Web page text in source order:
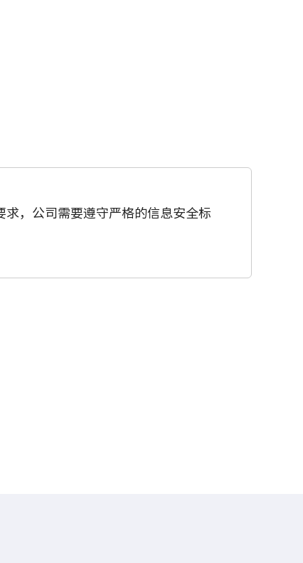
，公司需要遵守严格的信息安全标